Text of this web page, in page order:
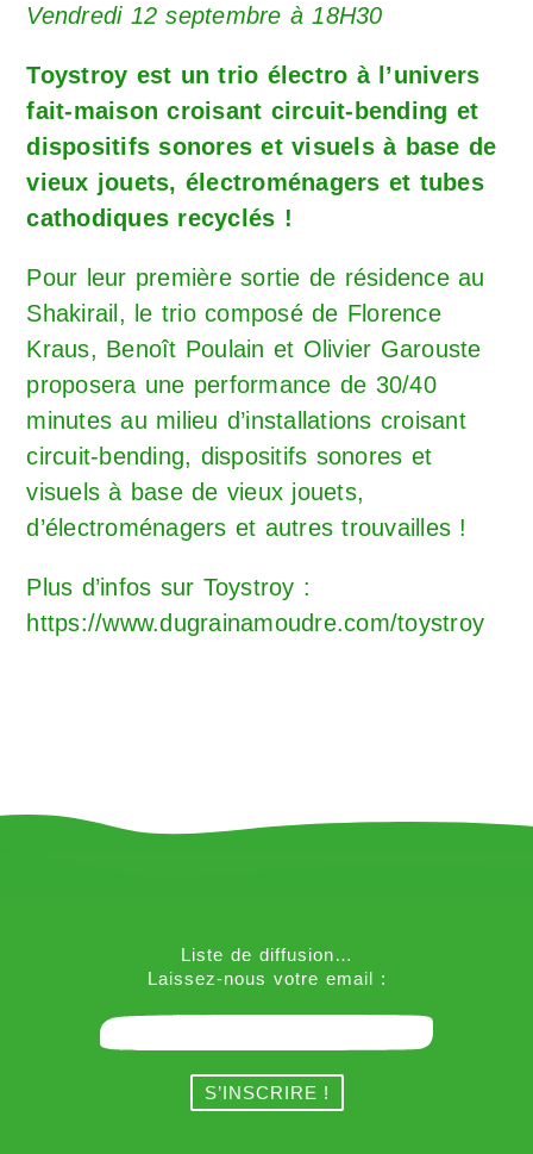
Vendredi 12 septembre à 18H30
Toystroy est un trio électro à l’univers
fait-maison croisant circuit-bending et
dispositifs sonores et visuels à base de
vieux jouets, électroménagers et tubes
cathodiques recyclés !
Pour leur première sortie de résidence au
Shakirail, le trio composé de Florence
Kraus, Benoît Poulain et Olivier Garouste
proposera une performance de 30/40
minutes au milieu d’installations croisant
circuit-bending, dispositifs sonores et
visuels à base de vieux jouets,
d’électroménagers et autres trouvailles !
Plus d’infos sur Toystroy :
https://www.dugrainamoudre.com/toystroy
Liste de diffusion…
Laissez-nous votre email :